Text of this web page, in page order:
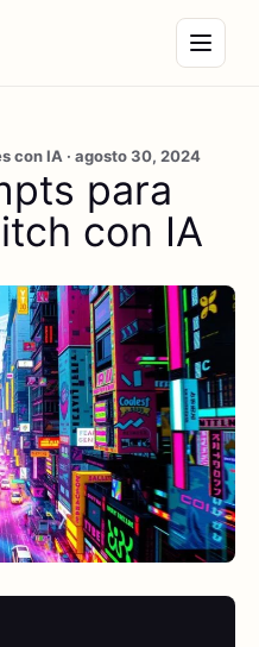
con IA · agosto 30, 2024
para
con IA